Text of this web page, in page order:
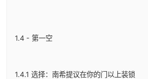
1.4 - 第一空
1.4.1 选择：南希提议在你的门以上装锁